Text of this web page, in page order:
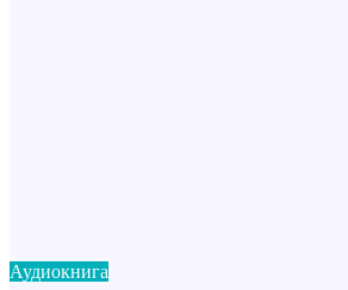
Аудиокнига